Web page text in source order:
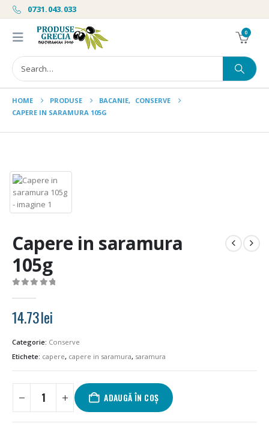
0731.043.033
0
HOME PRODUSE BACANIE, CONSERVE
CAPERE IN SARAMURA 105G
Capere in saramura
105g
14.73lei
Categorie: Conserve
Etichete: capere, capere in saramura, saramura
ADAUGĂ ÎN COȘ